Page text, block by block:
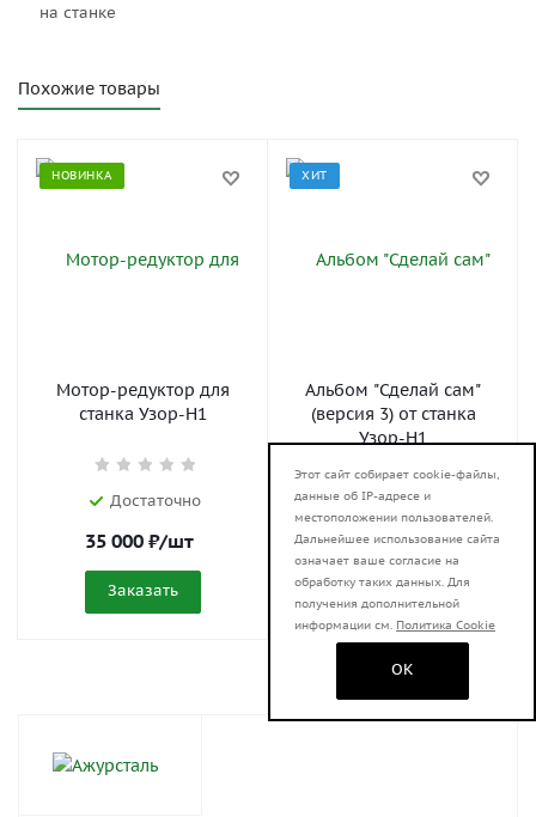
на станке
Похожие товары
НОВИНКА
Мотор-редуктор для
станка Узор-Н1
Достаточно
35 000₽/шт
Заказать
ХИТ
Альбом "Сделай сам"
(версия 3) от станка
Узор-Н1
Достаточно
4 000₽/шт
Заказать
Этот сайт собирает cookie-файлы,
данные об IP-адресе и
местоположении пользователей.
Дальнейшее использование сайта
означает ваше согласие на
обработку таких данных. Для
получения дополнительной
информации см. Политика Cookie
OK